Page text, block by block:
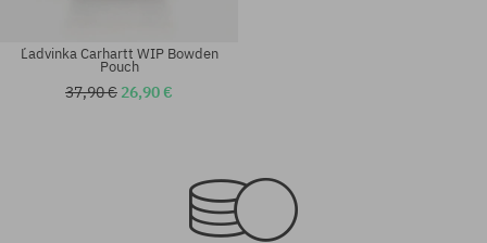
Ľadvinka Carhartt WIP Bowden
Pouch
37,90 € 26,90 €